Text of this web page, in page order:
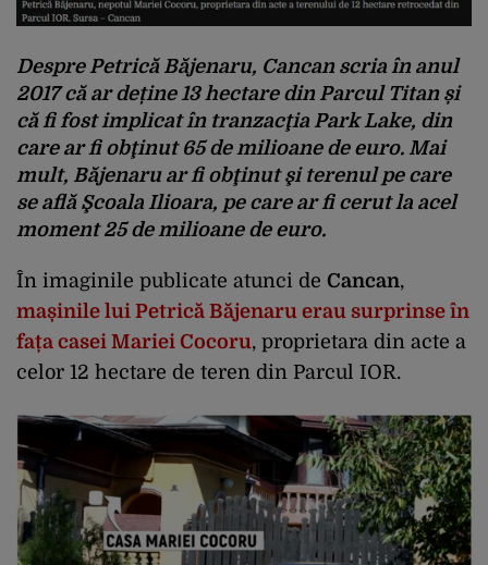
Despre Petrică Băjenaru, Cancan scria în anul
2017 că ar deține 13 hectare din Parcul Titan și
că fi fost implicat în tranzacţia Park Lake, din
care ar fi obţinut 65 de milioane de euro. Mai
mult, Băjenaru ar fi obţinut şi terenul pe care
se află Şcoala Ilioara, pe care ar fi cerut la acel
moment 25 de milioane de euro.
În imaginile publicate atunci de Cancan,
mașinile lui Petrică Băjenaru erau surprinse în
fața casei Mariei Cocoru, proprietara din acte a
celor 12 hectare de teren din Parcul IOR.